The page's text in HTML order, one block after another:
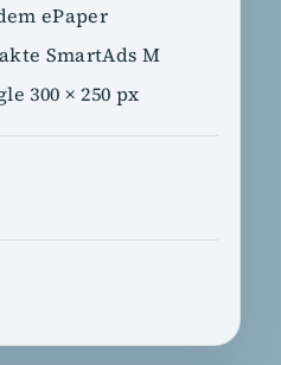
ePaper
SmartAds M
300 × 250 px